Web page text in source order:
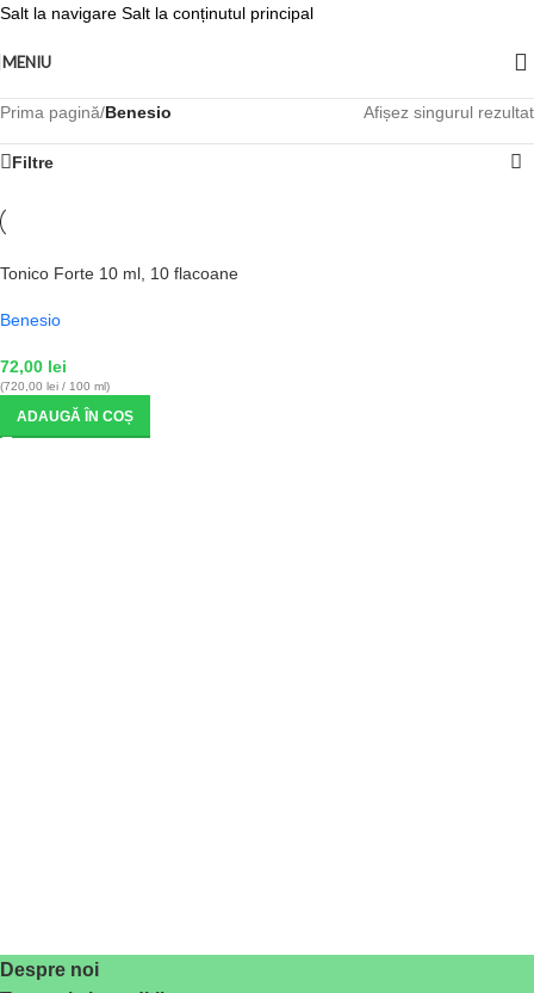
Salt la navigare Salt la conținutul principal
MENIU
Prima pagină/Benesio Afișez singurul rezultat
Filtre
Tonico Forte 10 ml, 10 flacoane
Benesio
72,00 lei
(720,00 lei / 100 ml)
ADAUGĂ ÎN COȘ
Despre noi